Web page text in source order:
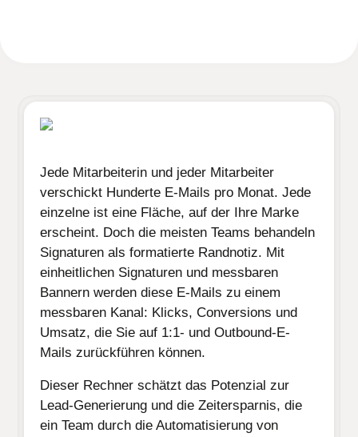
Jede Mitarbeiterin und jeder Mitarbeiter
verschickt Hunderte E-Mails pro Monat. Jede
einzelne ist eine Fläche, auf der Ihre Marke
erscheint. Doch die meisten Teams behandeln
Signaturen als formatierte Randnotiz. Mit
einheitlichen Signaturen und messbaren
Bannern werden diese E-Mails zu einem
messbaren Kanal: Klicks, Conversions und
Umsatz, die Sie auf 1:1- und Outbound-E-
Mails zurückführen können.
Dieser Rechner schätzt das Potenzial zur
Lead-Generierung und die Zeitersparnis, die
ein Team durch die Automatisierung von